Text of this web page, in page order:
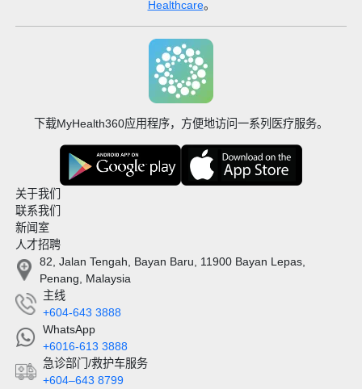
Healthcare。
下载MyHealth360应用程序，方便地访问一系列医疗服务。
关于我们
联系我们
新闻室
人才招聘
82, Jalan Tengah, Bayan Baru, 11900 Bayan Lepas,
Penang, Malaysia
主线
+604-643 3888
WhatsApp
+6016-613 3888
急诊部门/救护车服务
+604–643 8799